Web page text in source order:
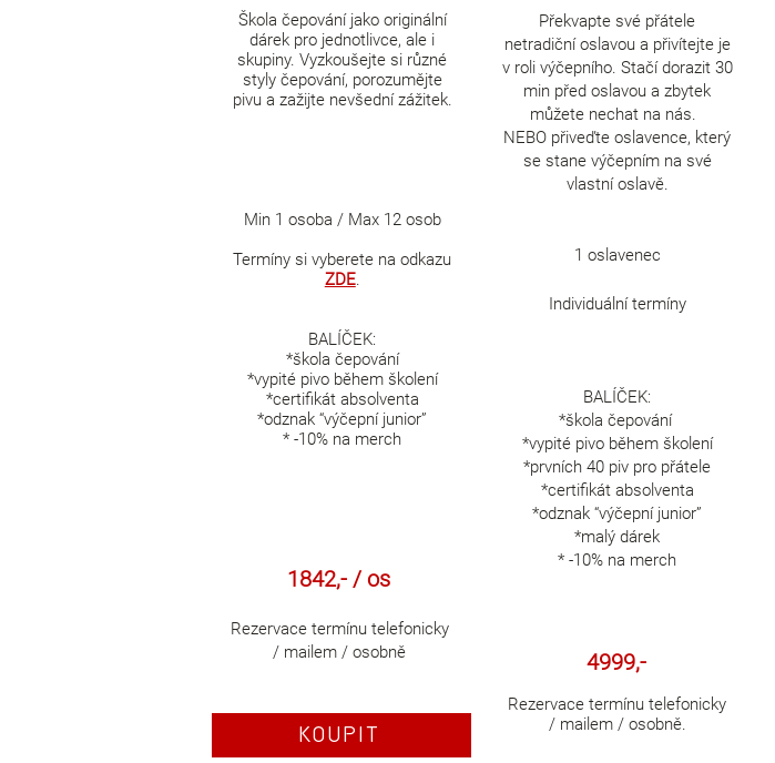
Škola čepování jako originální
dárek pro jednotlivce, ale i
skupiny. Vyzkoušejte si různé
styly čepování, porozumějte
pivu a zažijte nevšední zážitek.
Min 1 osoba / Max 12 osob
Termíny si vyberete na odkazu
ZDE.
BALÍČEK:
*škola čepování
*vypité pivo během školení
*certifikát absolventa
*odznak “výčepní junior”
* -10% na merch
1842,- / os
Rezervace termínu telefonicky
/ mailem / osobně
KOUPIT
Překvapte své přátele
netradiční oslavou a přivítejte je
v roli výčepního. Stačí dorazit 30
min před oslavou a zbytek
můžete nechat na nás.
NEBO přiveďte oslavence, který
se stane výčepním na své
vlastní oslavě.
1 oslavenec
Individuální termíny
BALÍČEK:
*škola čepování
*vypité pivo během školení
*prvních 40 piv pro přátele
*certifikát absolventa
*odznak “výčepní junior”
*malý dárek
* -10% na merch
4999,-
Rezervace termínu telefonicky
/ mailem / osobně.